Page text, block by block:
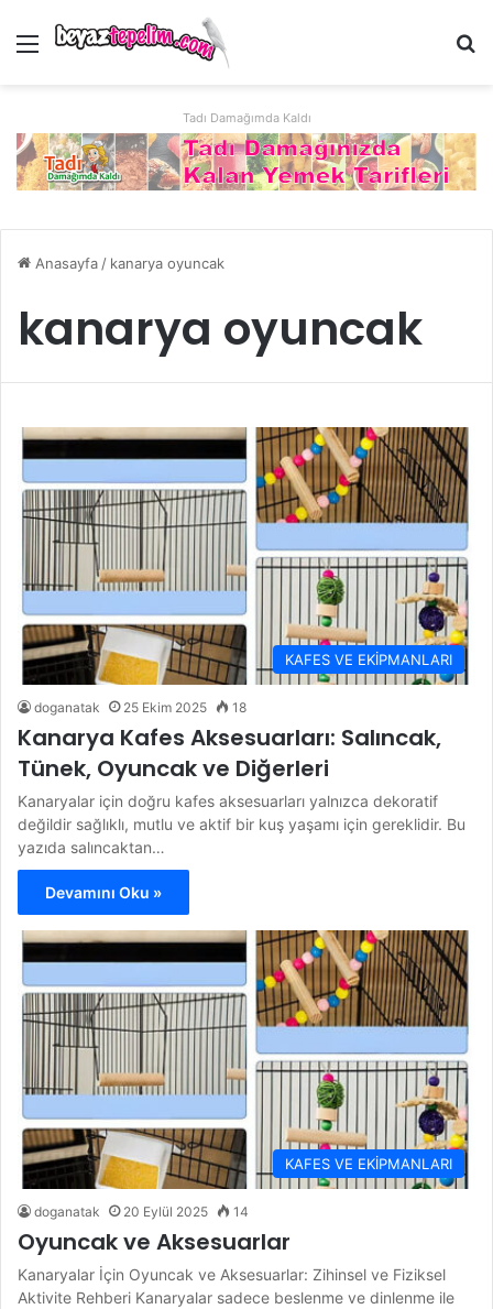
Menü
Tadı Damağımda Kaldı
Anasayfa / kanarya oyuncak
kanarya oyuncak
KAFES VE EKİPMANLARI
doganatak 25 Ekim 2025 18
Kanarya Kafes Aksesuarları: Salıncak,
Tünek, Oyuncak ve Diğerleri
Kanaryalar için doğru kafes aksesuarları yalnızca dekoratif
değildir sağlıklı, mutlu ve aktif bir kuş yaşamı için gereklidir. Bu
yazıda salıncaktan…
Devamını Oku »
KAFES VE EKİPMANLARI
doganatak 20 Eylül 2025 14
Oyuncak ve Aksesuarlar
Kanaryalar İçin Oyuncak ve Aksesuarlar: Zihinsel ve Fiziksel
Aktivite Rehberi Kanaryalar sadece beslenme ve dinlenme ile